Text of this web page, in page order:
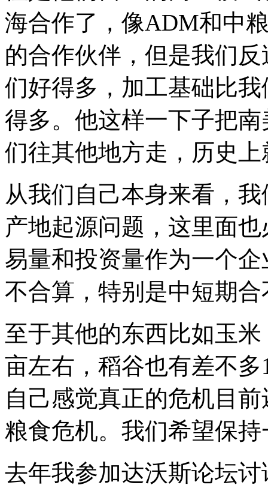
海合作了，像ADM和中
的合作伙伴，但是我们
们好得多，加工基础比
得多。他这样一下子把
们往其他地方走，历史
从我们自己本身来看，
产地起源问题，这里面
易量和投资量作为一个
不合算，特别是中短期
至于其他的东西比如玉
亩左右，稻谷也有差不
自己感觉真正的危机目
粮食危机。我们希望保
去年我参加达沃斯论坛